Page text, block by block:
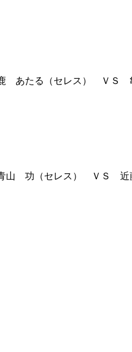
鹿 あたる（セレス） Ｖ
●青山 功（セレス） Ｖ